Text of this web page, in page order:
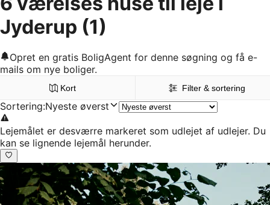
Jyderup (1)
Opret en gratis BoligAgent for denne søgning og få e-
mails om nye boliger.
Kort Filter & sortering
Sortering:Nyeste øverst
Lejemålet er desværre markeret som udlejet af udlejer. Du
kan se lignende lejemål herunder.